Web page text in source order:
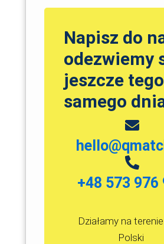
Napisz do
odezwiemy
jeszcze tego
samego
+48 573 976
Działamy na
Polski